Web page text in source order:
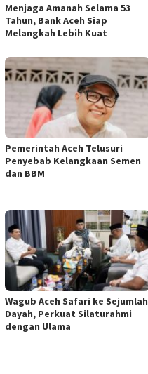
Menjaga Amanah Selama 53
Tahun, Bank Aceh Siap
Melangkah Lebih Kuat
Pemerintah Aceh Telusuri
Penyebab Kelangkaan Semen
dan BBM
Wagub Aceh Safari ke Sejumlah
Dayah, Perkuat Silaturahmi
dengan Ulama